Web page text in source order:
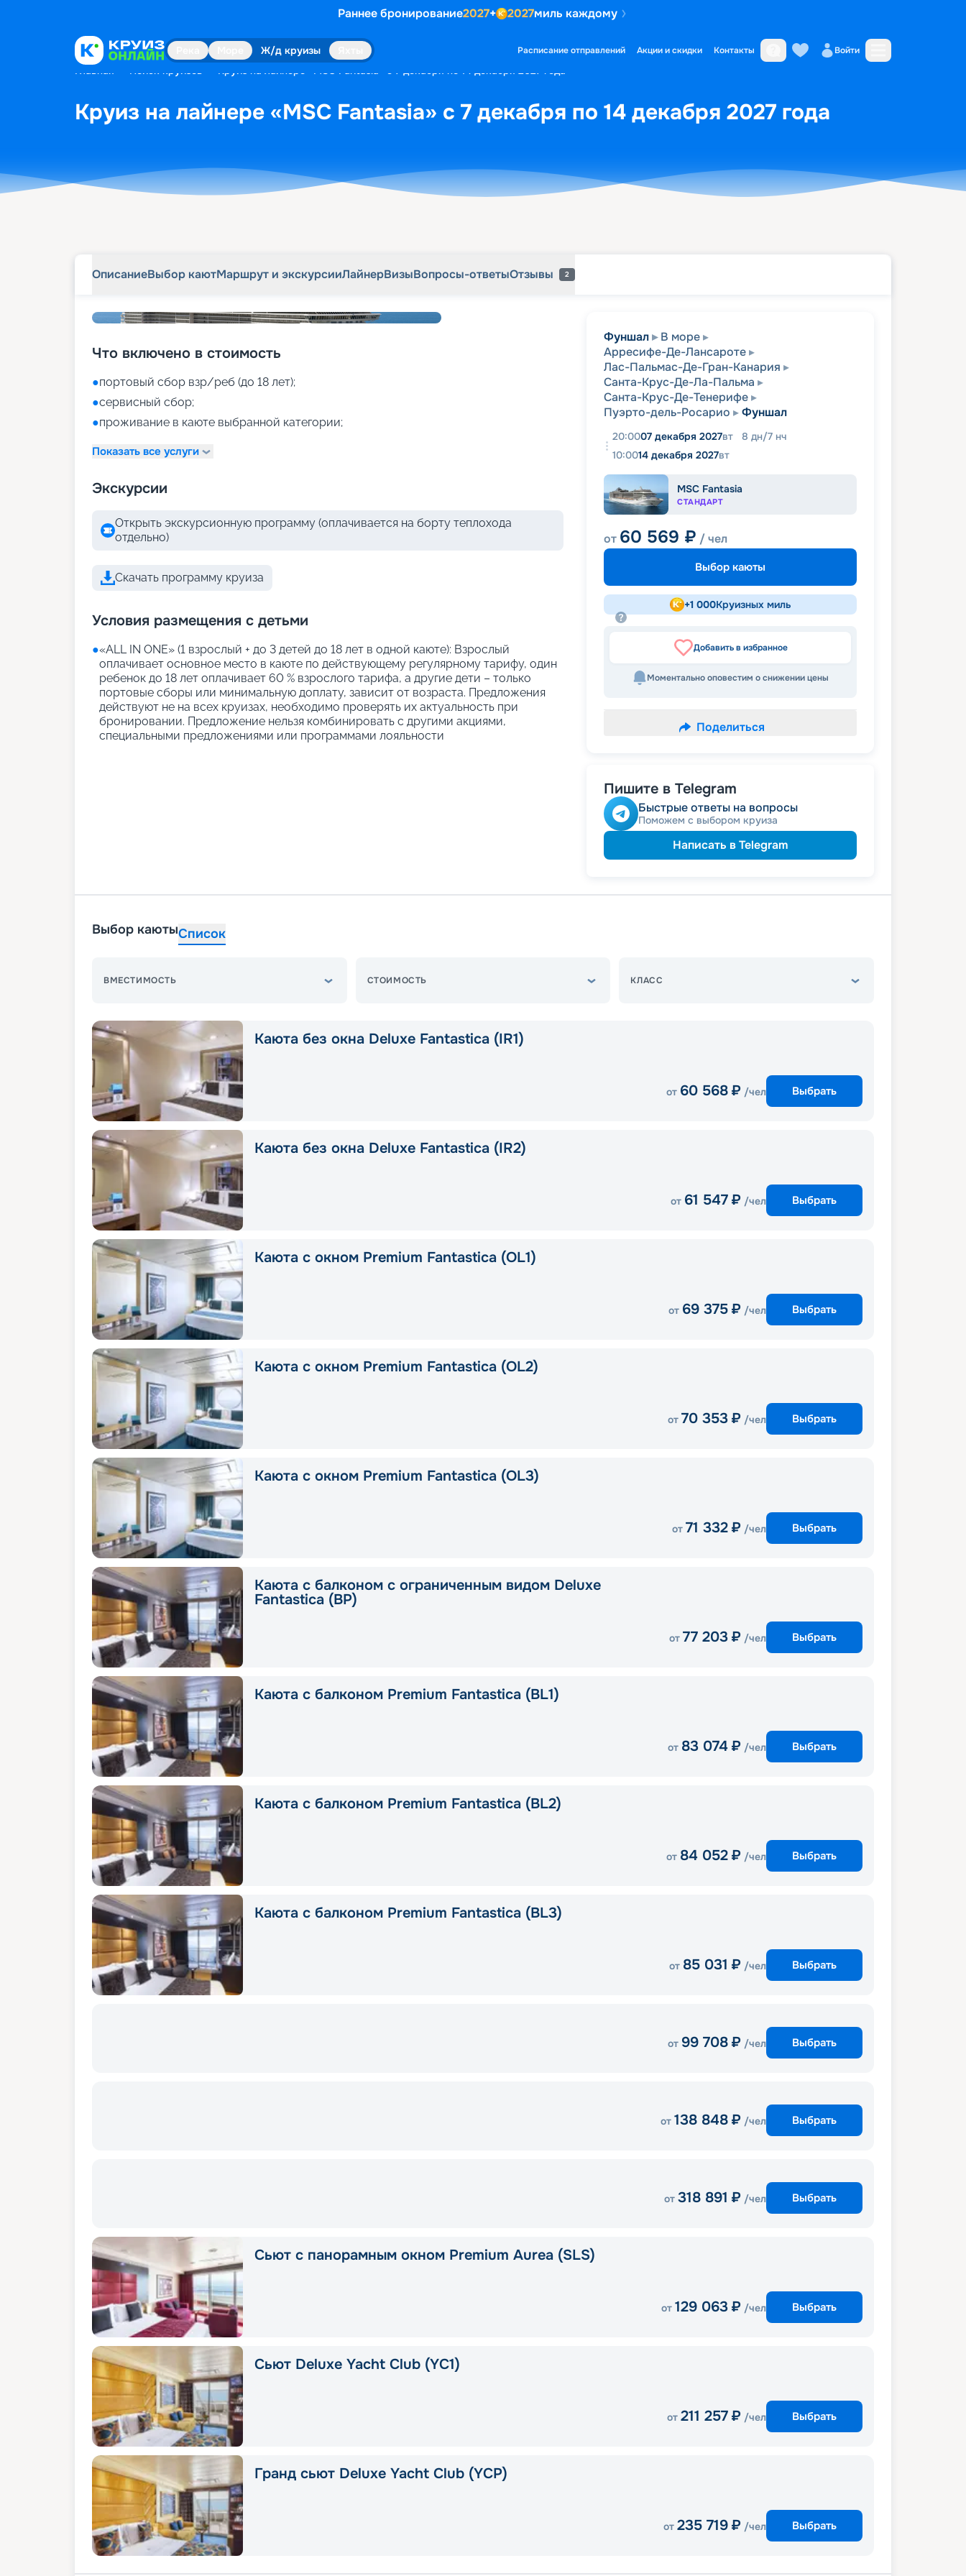
Раннее бронирование2027+ 2027миль каждому
Ж/д круизы Расписание отправлений Акции и скидки Контакты Войти
Главная Поиск круизов Круиз на лайнере «MSC Fantasia» с 7 декабря по 14 декабря 2027 года
Круиз на лайнере «MSC Fantasia» с 7 декабря по 14 декабря 2027 года
ОписаниеВыбор каютМаршрут и экскурсииЛайнерВизыВопросы-ответыОтзывы 2
Что включено в стоимость
●портовый сбор взр/реб (до 18 лет);
●сервисный сбор;
●проживание в каюте выбранной категории;
Показать все услуги
Экскурсии
Открыть экскурсионную программу (оплачивается на борту теплохода
отдельно)
Скачать программу круиза
Условия размещения с детьми
●«АLL IN ONE» (1 взрослый + до 3 детей до 18 лет в одной каюте): Взрослый
оплачивает основное место в каюте по действующему регулярному тарифу, один
ребенок до 18 лет оплачивает 60 % взрослого тарифа, а другие дети – только
портовые сборы или минимальную доплату, зависит от возраста. Предложения
действуют не на всех круизах, необходимо проверять их актуальность при
бронировании. Предложение нельзя комбинировать с другими акциями,
специальными предложениями или программами лояльности
Фуншал
В море
Арресифе-Де-Лансароте
Лас-Пальмас-Де-Гран-Канария
Санта-Крус-Де-Ла-Пальма
Санта-Крус-Де-Тенерифе
Пуэрто-дель-Росарио
Фуншал
20:0007 декабря 2027вт 8 дн/7 нч
10:0014 декабря 2027вт
MSC Fantasia
СТАНДАРТ
от 60 569 ₽ / чел
Выбор каюты
+1 000Круизных миль
Добавить в избранное
Моментально оповестим о снижении цены
Поделиться
Пишите в Telegram
Быстрые ответы на вопросы
Поможем с выбором круиза
Написать в Telegram
Выбор каютыСписок
ВМЕСТИМОСТЬ СТОИМОСТЬ КЛАСС
Каюта без окна Deluxe Fantastica (IR1)
от 60 568 ₽ /чел Выбрать
Каюта без окна Deluxe Fantastica (IR2)
от 61 547 ₽ /чел Выбрать
Каюта с окном Premium Fantastica (OL1)
от 69 375 ₽ /чел Выбрать
Каюта с окном Premium Fantastica (OL2)
от 70 353 ₽ /чел Выбрать
Каюта с окном Premium Fantastica (OL3)
от 71 332 ₽ /чел Выбрать
Каюта с балконом с ограниченным видом Deluxe
Fantastica (BP)
от 77 203 ₽ /чел Выбрать
Каюта с балконом Premium Fantastica (BL1)
от 83 074 ₽ /чел Выбрать
Каюта с балконом Premium Fantastica (BL2)
от 84 052 ₽ /чел Выбрать
Каюта с балконом Premium Fantastica (BL3)
от 85 031 ₽ /чел Выбрать
от 99 708 ₽ /чел Выбрать
от 138 848 ₽ /чел Выбрать
от 318 891 ₽ /чел Выбрать
Сьют с панорамным окном Premium Aurea (SLS)
от 129 063 ₽ /чел Выбрать
Сьют Deluxe Yacht Club (YC1)
от 211 257 ₽ /чел Выбрать
Гранд сьют Deluxe Yacht Club (YCP)
от 235 719 ₽ /чел Выбрать